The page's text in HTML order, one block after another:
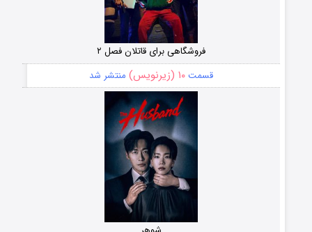
فروشگاهی برای قاتلان فصل ۲
قسمت۱۰ (زیرنویس) منتشر شد